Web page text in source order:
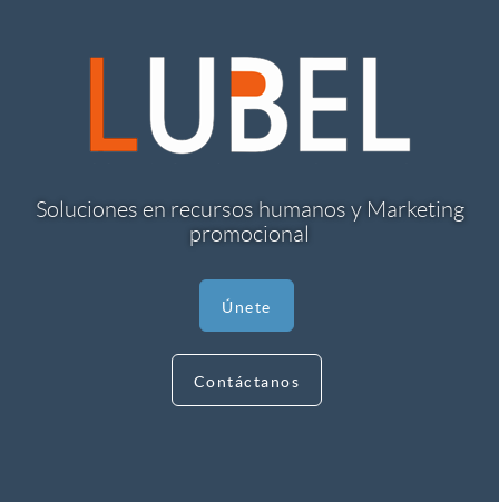
Soluciones en recursos humanos y Marketing
promocional
Únete
Contáctanos